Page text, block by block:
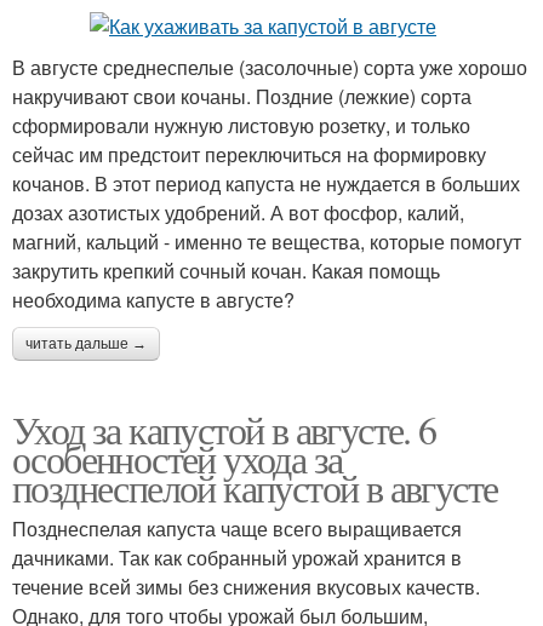
В августе среднеспелые (засолочные) сорта уже хорошо
накручивают свои кочаны. Поздние (лежкие) сорта
сформировали нужную листовую розетку, и только
сейчас им предстоит переключиться на формировку
кочанов. В этот период капуста не нуждается в больших
дозах азотистых удобрений. А вот фосфор, калий,
магний, кальций - именно те вещества, которые помогут
закрутить крепкий сочный кочан. Какая помощь
необходима капусте в августе?
читать дальше →
Уход за капустой в августе. 6
особенностей ухода за
позднеспелой капустой в августе
Позднеспелая капуста чаще всего выращивается
дачниками. Так как собранный урожай хранится в
течение всей зимы без снижения вкусовых качеств.
Однако, для того чтобы урожай был большим,